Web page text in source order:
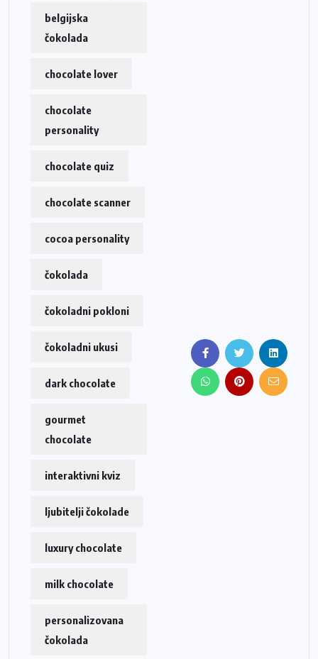
belgijska
čokolada
chocolate lover
chocolate
personality
chocolate quiz
chocolate scanner
cocoa personality
čokolada
čokoladni pokloni
čokoladni ukusi
dark chocolate
gourmet
chocolate
interaktivni kviz
ljubitelji čokolade
luxury chocolate
milk chocolate
personalizovana
čokolada